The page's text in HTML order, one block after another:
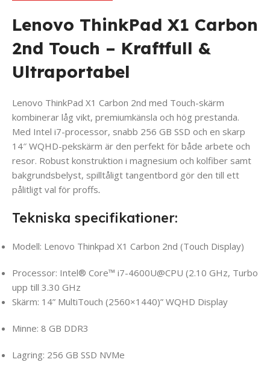
Lenovo ThinkPad X1 Carbon
2nd Touch – Kraftfull &
Ultraportabel
Lenovo ThinkPad X1 Carbon 2nd med Touch-skärm
kombinerar låg vikt, premiumkänsla och hög prestanda.
Med Intel i7-processor, snabb 256 GB SSD och en skarp
14″ WQHD-pekskärm är den perfekt för både arbete och
resor. Robust konstruktion i magnesium och kolfiber samt
bakgrundsbelyst, spilltåligt tangentbord gör den till ett
pålitligt val för proffs.
Tekniska specifikationer:
Modell: Lenovo Thinkpad X1 Carbon 2nd (Touch Display)
Processor: Intel® Core™ i7-4600U@CPU (2.10 GHz, Turbo
upp till 3.30 GHz
Skärm: 14” MultiTouch (2560×1440)” WQHD Display
Minne: 8 GB DDR3
Lagring: 256 GB SSD NVMe